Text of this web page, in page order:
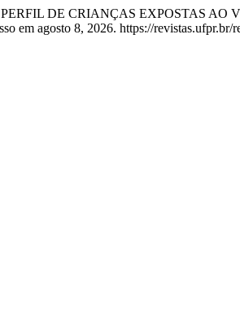
PERFIL DE CRIANÇAS EXPOSTAS
em agosto 8, 2026. https://revistas.ufpr.br/